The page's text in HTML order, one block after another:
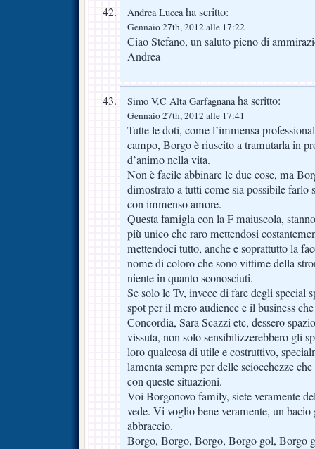
Andrea Luccaha scritto:
Gennaio 27th, 2012 alle 17:22
Ciao Stefano, un saluto pieno di
Andrea
Simo V.C Alta Garfagnanaha scritto:
Gennaio 27th, 2012 alle 17:41
Tutte le doti, come l’immensa
campo, Borgo è riuscito a tramutarla in
d’animo nella vita.
Non è facile abbinare le due cose, ma
dimostrato a tutti come sia possibile farlo
con immenso amore.
Questa famigla con la F maiuscola,
più unico che raro mettendosi
mettendoci tutto, anche e soprattutto la
nome di coloro che sono vittime della
niente in quanto sconosciuti.
Se solo le Tv, invece di fare degli special
spot per il mero audience e il business
Concordia, Sara Scazzi etc, dessero
vissuta, non solo sensibilizzerebbero gli
loro qualcosa di utile e costruttivo,
lamenta sempre per delle sciocchezze
con queste situazioni.
Voi Borgonovo family, siete veramente
vede. Vi voglio bene veramente, un bacio
abbraccio.
Borgo, Borgo, Borgo, Borgo gol, Borgo